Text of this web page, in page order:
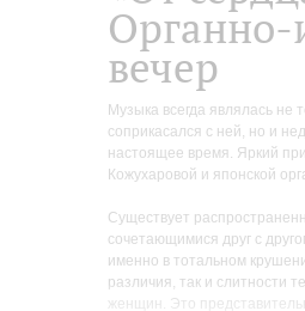
вечер
Музыка всегда являлась не
соприкасался с ней, но и
настоящее время. Яркий
Кожухаровой и японской
Существует
сочетающимися друг с
именно в тотальном
различия, так и слитности
женщин. Это